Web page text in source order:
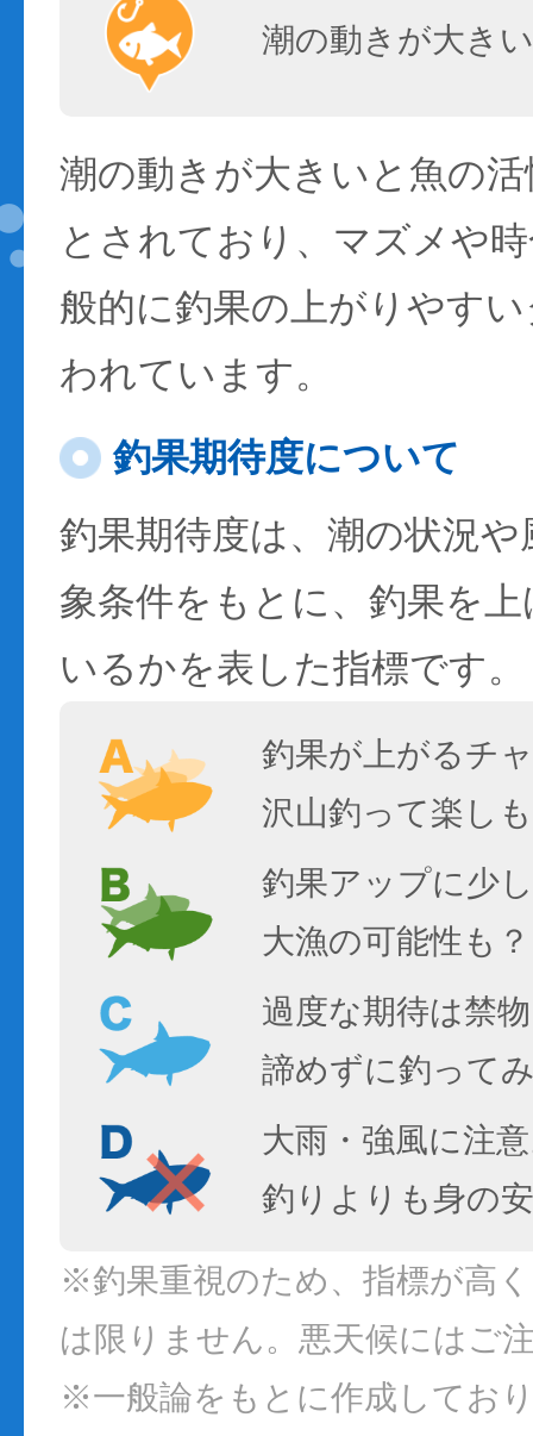
潮の動きが大き
潮の動きが大きいと魚の
とされており、マズメや
般的に釣果の上がりやす
われています。
釣果期待度について
釣果期待度は、潮の状況
象条件をもとに、釣果を
いるかを表した指標です。
釣果が上がるチ
沢山釣って楽し
釣果アップに少
大漁の可能性も？
過度な期待は禁
諦めずに釣って
大雨・強風に注
釣りよりも身の
※釣果重視のため、指標が高
は限りません。悪天候にはご
※一般論をもとに作成してお